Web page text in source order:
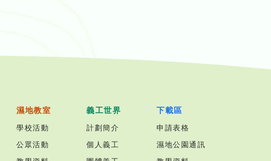
濕地教室
學校活動
公眾活動
義工世界
計劃簡介
個人義工
下載區
申請表格
濕地公園通訊